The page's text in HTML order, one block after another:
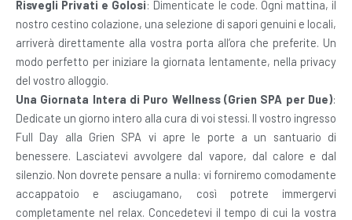
Risvegli Privati e Golosi: Dimenticate le code. Ogni mattina, il
nostro cestino colazione, una selezione di sapori genuini e locali,
arriverà direttamente alla vostra porta all’ora che preferite. Un
modo perfetto per iniziare la giornata lentamente, nella privacy
del vostro alloggio.
Una Giornata Intera di Puro Wellness (Grien SPA per Due):
Dedicate un giorno intero alla cura di voi stessi. Il vostro ingresso
Full Day alla Grien SPA vi apre le porte a un santuario di
benessere. Lasciatevi avvolgere dal vapore, dal calore e dal
silenzio. Non dovrete pensare a nulla: vi forniremo comodamente
accappatoio e asciugamano, così potrete immergervi
completamente nel relax. Concedetevi il tempo di cui la vostra